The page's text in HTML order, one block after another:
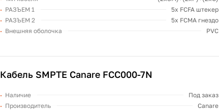
РАЗЪЕМ 1
5x FCFA штекер
РАЗЪЕМ 2
5x FCMA гнездо
Внешняя оболочка
PVC
Кабель SMPTE Canare FCC000-7N
Наличие
Под заказ
Производитель
Canare